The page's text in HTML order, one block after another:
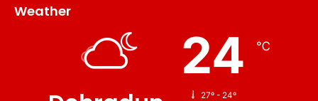
Weather
24 ℃
27º - 24º